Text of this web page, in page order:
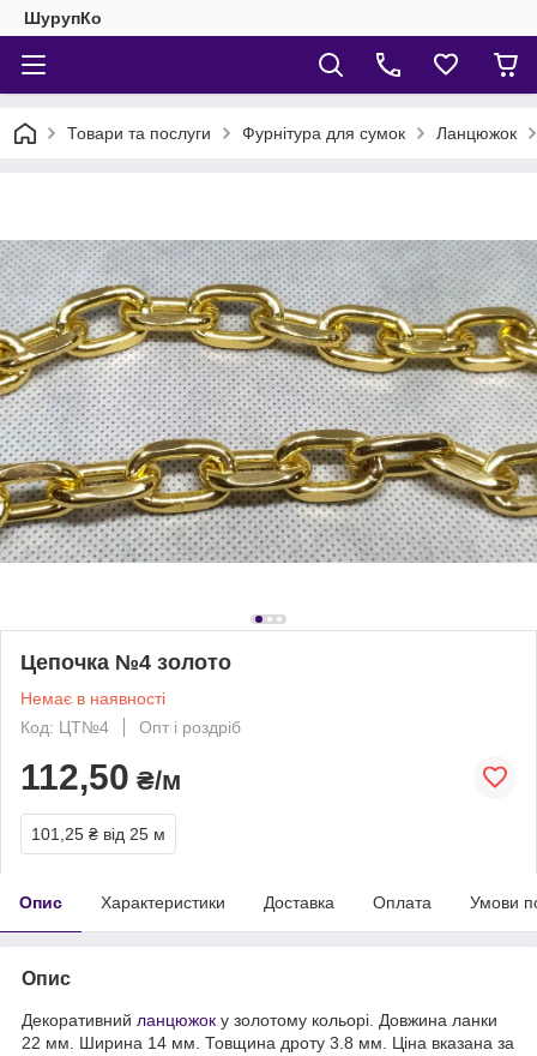
ШурупКо
Товари та послуги Фурнітура для сумок Ланцюжок
Цепочка №4 золото
Немає в наявності
Код: ЦТ№4
Опт і роздріб
112,50 ₴/м
101,25 ₴ від 25 м
Опис Характеристики Доставка Оплата Умови
Опис
Декоративний ланцюжок у золотому кольорі. Довжина ланки
22 мм. Ширина 14 мм. Товщина дроту 3.8 мм. Ціна вказана за